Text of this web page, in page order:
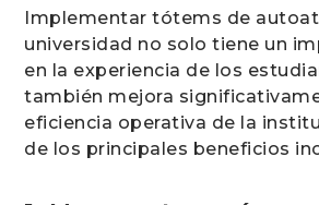
Implementar tótems de
universidad no solo tiene un
en la experiencia de los
también mejora
eficiencia operativa de la
de los principales beneficios